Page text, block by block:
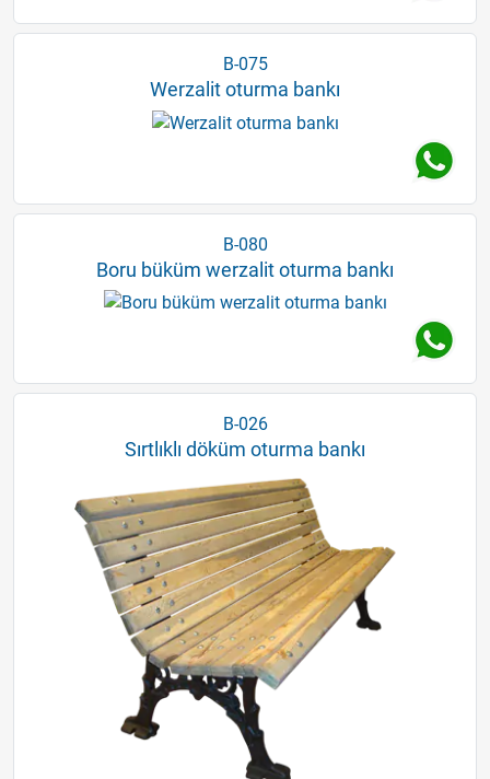
B-075
Werzalit oturma bankı
B-080
Boru büküm werzalit oturma bankı
B-026
Sırtlıklı döküm oturma bankı